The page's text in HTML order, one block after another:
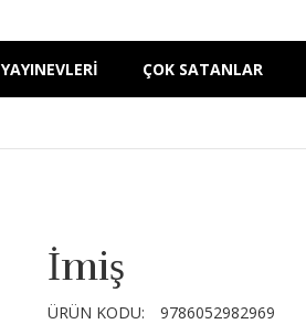
YAYINEVLERİ ÇOK SATANLAR
İmiş
ÜRÜN KODU:
9786052982969